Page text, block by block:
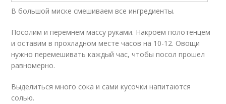
В большой миске смешиваем все ингредиенты.
Посолим и перемнем массу руками. Накроем полотенцем
и оставим в прохладном месте часов на 10-12. Овощи
нужно перемешивать каждый час, чтобы посол прошел
равномерно.
Выделиться много сока и сами кусочки напитаются
солью.